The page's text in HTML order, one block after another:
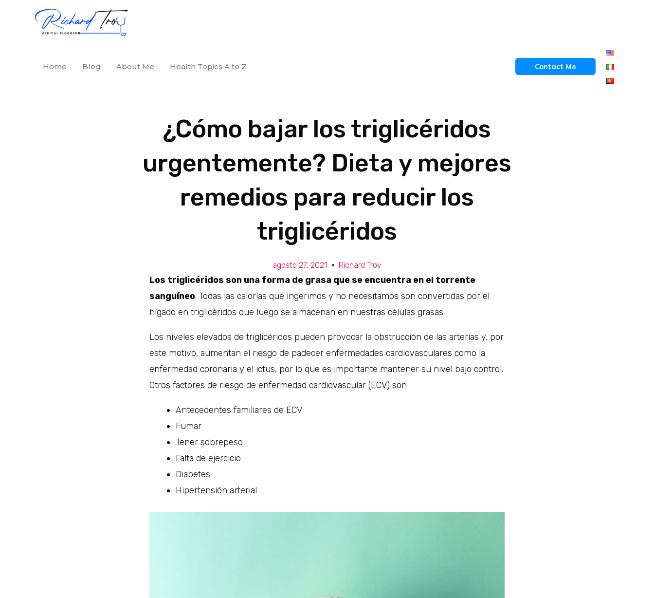
Home Blog About Me Health Topics A to Z Contact Me
¿Cómo bajar los triglicéridos
urgentemente? Dieta y mejores
remedios para reducir los
triglicéridos
agosto 27, 2021 Richard Troy
Los triglicéridos son una forma de grasa que se encuentra en el torrente
sanguíneo. Todas las calorías que ingerimos y no necesitamos son convertidas por el
hígado en triglicéridos que luego se almacenan en nuestras células grasas.
Los niveles elevados de triglicéridos pueden provocar la obstrucción de las arterias y, por
este motivo, aumentan el riesgo de padecer enfermedades cardiovasculares como la
enfermedad coronaria y el ictus, por lo que es importante mantener su nivel bajo control.
Otros factores de riesgo de enfermedad cardiovascular (ECV) son
Antecedentes familiares de ECV
Fumar
Tener sobrepeso
Falta de ejercicio
Diabetes
Hipertensión arterial